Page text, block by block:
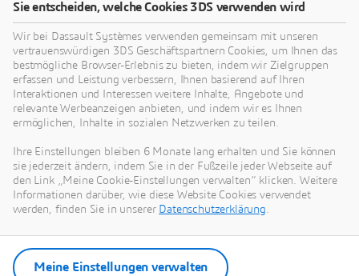
menschlichen Fortschritt. Seit 1981 ist das
Unternehmen führend in der Entwicklung
virtueller Technologien, die das reale Leben von
Verbrauchern, Patienten und Bürgern verbessern.
Mehr als 370.000 Kunden aller Größen und
Branchen arbeiten auf der 3DEXPERIENCE
plattform von Dassault Systèmes zusammen,
entwickeln Ideen und realisieren nachhaltige
Innovationen, die sich positiv auf das private und
öffentliche gesellschaftliche Leben auswirken.
Weitere Informationen erhalten Sie
Sie entscheiden, welche Cookies 3DS verwenden wird
Wir bei Dassault Systèmes verwenden gemeinsam mit unseren
vertrauenswürdigen 3DS Geschäftspartnern Cookies, um Ihnen das
bestmögliche Browser-Erlebnis zu bieten, indem wir Zielgruppen
erfassen und Leistung verbessern, Ihnen basierend auf Ihren
Interaktionen und Interessen weitere Inhalte, Angebote und
relevante Werbeanzeigen anbieten, und indem wir es Ihnen
ermöglichen, Inhalte in sozialen Netzwerken zu teilen.
Ihre Einstellungen bleiben 6 Monate lang erhalten und Sie können
sie jederzeit ändern, indem Sie in der Fußzeile jeder Webseite auf
den Link „Meine Cookie-Einstellungen verwalten“ klicken. Weitere
Informationen darüber, wie diese Website Cookies verwendet
werden, finden Sie in unserer Datenschutzerklärung.
Meine Einstellungen verwalten